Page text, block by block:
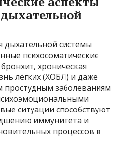
дыхательной системы
психосоматические
хроническая
лёгких (ХОБЛ) и даже
простудным заболеваниям
ситуации способствуют
иммунитета и
процессов в